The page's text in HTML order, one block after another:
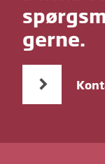
gerne.